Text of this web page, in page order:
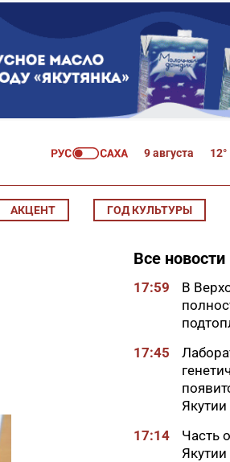
9 августа 12°
АКЦЕНТ ГОД КУЛЬТУРЫ
Все новости
17:59
В
17:45
Якутии
17:14
Часть